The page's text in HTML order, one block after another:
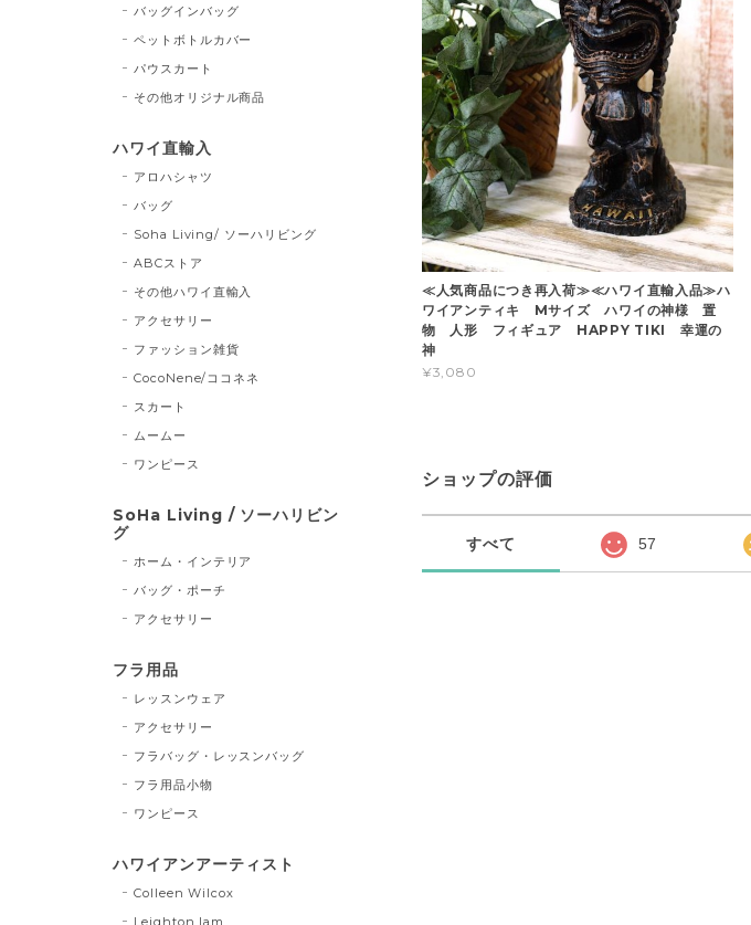
≪人気商品につき再入荷≫≪ハワイ直輸入品≫ハ
ワイアンティキ Mサイズ ハワイの神様 置
物 人形 フィギュア HAPPY TIKI 幸運の
神
¥3,080
ショップの評価
すべて 57
バッグインバッグ
ペットボトルカバー
パウスカート
その他オリジナル商品
ハワイ直輸入
アロハシャツ
バッグ
Soha Living/ ソーハリビング
ABCストア
その他ハワイ直輸入
アクセサリー
ファッション雑貨
CocoNene/ココネネ
スカート
ムームー
ワンピース
SoHa Living / ソーハリビン
グ
ホーム・インテリア
バッグ・ポーチ
アクセサリー
フラ用品
レッスンウェア
アクセサリー
フラバッグ・レッスンバッグ
フラ用品小物
ワンピース
ハワイアンアーティスト
Colleen Wilcox
Leighton lam